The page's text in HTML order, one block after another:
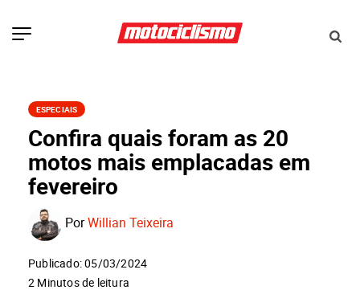
ESPECIAIS
Confira quais foram as 20
motos mais emplacadas em
fevereiro
PorWillian Teixeira
Publicado: 05/03/2024
2 Minutos de leitura